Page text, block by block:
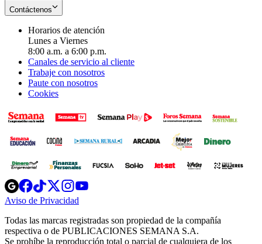
Contáctenos
Horarios de atención
Lunes a Viernes
8:00 a.m. a 6:00 p.m.
Canales de servicio al cliente
Trabaje con nosotros
Paute con nosotros
Cookies
Opens
in
new
Opens
in
new
Opens
in
new
window
Opens
new
windowwindow
Aviso de Privacidad
new
window
Todas las marcas registradas son propiedad de la compañía
respectiva o de PUBLICACIONES SEMANA S.A.
Se prohíbe la reproducción total o parcial de cualquiera de los